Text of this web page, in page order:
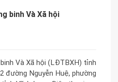
binh Và Xã hội
Và Xã hội (LĐTBXH) tỉnh
đường Nguyễn Huệ, phường